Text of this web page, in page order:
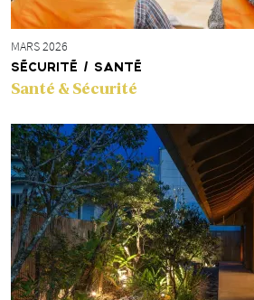
MARS 2026
SÉCURITÉ / SANTÉ
Santé & Sécurité